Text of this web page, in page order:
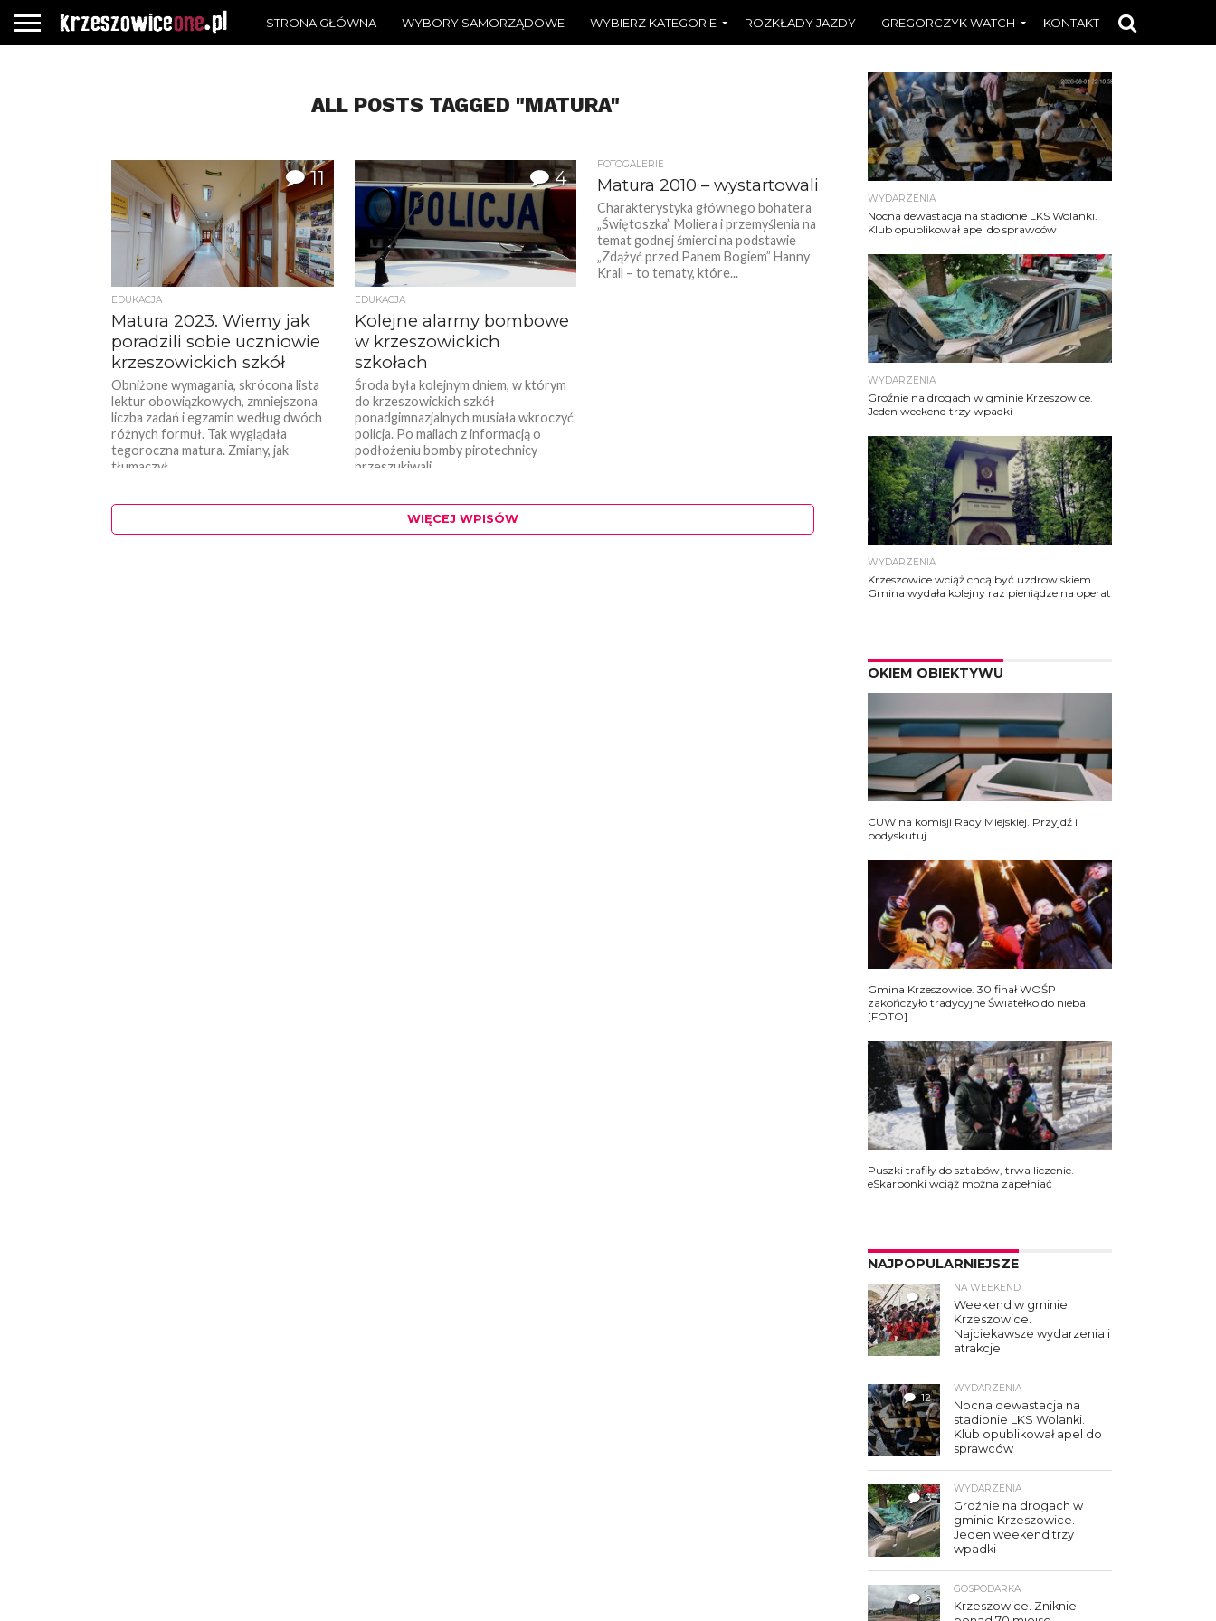
STRONA GŁÓWNA WYBORY SAMORZĄDOWE WYBIERZ KATEGORIE ROZKŁADY JAZDY GREGORCZYK WATCH KONTAKT
ALL POSTS TAGGED "MATURA"
11
EDUKACJA
Matura 2023. Wiemy jak
poradzili sobie uczniowie
krzeszowickich szkół
Obniżone wymagania, skrócona lista
lektur obowiązkowych, zmniejszona
liczba zadań i egzamin według dwóch
różnych formuł. Tak wyglądała
tegoroczna matura. Zmiany, jak
tłumaczył...
4
EDUKACJA
Kolejne alarmy bombowe
w krzeszowickich
szkołach
Środa była kolejnym dniem, w którym
do krzeszowickich szkół
ponadgimnazjalnych musiała wkroczyć
policja. Po mailach z informacją o
podłożeniu bomby pirotechnicy
przeszukiwali...
FOTOGALERIE
Matura 2010 – wystartowali
Charakterystyka głównego bohatera
„Świętoszka” Moliera i przemyślenia na
temat godnej śmierci na podstawie
„Zdążyć przed Panem Bogiem” Hanny
Krall – to tematy, które...
WIĘCEJ WPISÓW
WYDARZENIA
Nocna dewastacja na stadionie LKS Wolanki.
Klub opublikował apel do sprawców
WYDARZENIA
Groźnie na drogach w gminie Krzeszowice.
Jeden weekend trzy wpadki
WYDARZENIA
Krzeszowice wciąż chcą być uzdrowiskiem.
Gmina wydała kolejny raz pieniądze na operat
OKIEM OBIEKTYWU
CUW na komisji Rady Miejskiej. Przyjdź i
podyskutuj
Gmina Krzeszowice. 30 finał WOŚP
zakończyło tradycyjne Światełko do nieba
[FOTO]
Puszki trafiły do sztabów, trwa liczenie.
eSkarbonki wciąż można zapełniać
NAJPOPULARNIEJSZE
4
NA WEEKEND
Weekend w gminie
Krzeszowice.
Najciekawsze wydarzenia i
atrakcje
12
WYDARZENIA
Nocna dewastacja na
stadionie LKS Wolanki.
Klub opublikował apel do
sprawców
3
WYDARZENIA
Groźnie na drogach w
gminie Krzeszowice.
Jeden weekend trzy
wpadki
6
GOSPODARKA
Krzeszowice. Zniknie